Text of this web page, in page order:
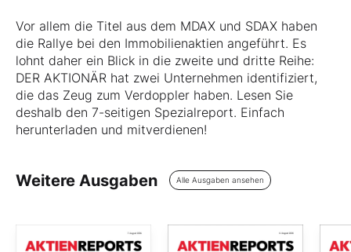
Vor allem die Titel aus dem MDAX und SDAX haben
die Rallye bei den Immobilienaktien angeführt. Es
lohnt daher ein Blick in die zweite und dritte Reihe:
DER AKTIONÄR hat zwei Unternehmen identifiziert,
die das Zeug zum Verdoppler haben. Lesen Sie
deshalb den 7-seitigen Spezialreport. Einfach
herunterladen und mitverdienen!
Weitere Ausgaben Alle Ausgaben ansehen